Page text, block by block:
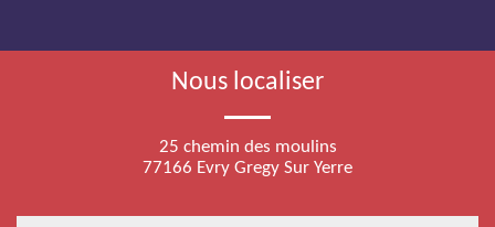
Nous localiser
25 chemin des moulins
77166 Evry Gregy Sur Yerre